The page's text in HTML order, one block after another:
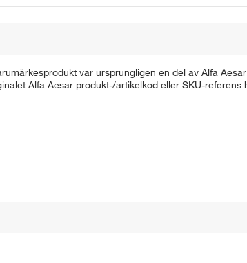
var ursprungligen en del av Alfa
Alfa Aesar produkt-/artikelkod eller SKU-